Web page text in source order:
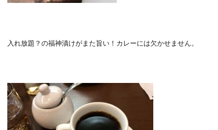
入れ放題？の福神漬けがまた旨い！カレーには欠かせません。